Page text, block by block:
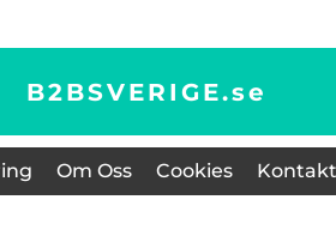
B2BSVERIGE.se
Om Oss Cookies